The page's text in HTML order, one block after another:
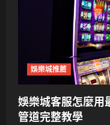
娛樂城推薦
娛樂城客服怎麼用
管道完整教學